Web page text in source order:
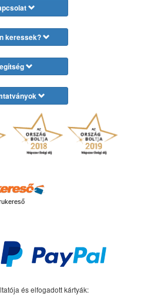
keressek?
és elfogadott kártyák: